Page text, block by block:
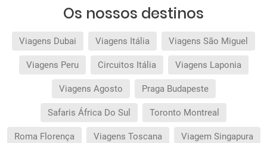
Os nossos destinos
Viagens Dubai Viagens Itália Viagens São Miguel
Viagens Peru Circuitos Itália Viagens Laponia
Viagens Agosto Praga Budapeste
Safaris África Do Sul Toronto Montreal
Roma Florença Viagens Toscana Viagem Singapura